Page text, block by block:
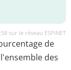
sur le réseau ESPINET
de
des